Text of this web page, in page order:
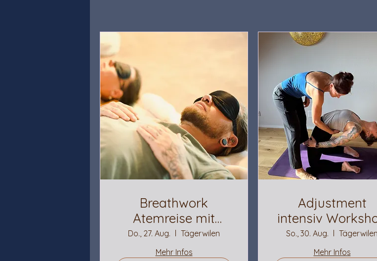
Breathwork
Atemreise mit
Musik
Do., 27. Aug.
Tägerwilen
Mehr Infos
Adjustment
intensiv
So., 30. Aug.
Tägerwilen
Mehr Infos